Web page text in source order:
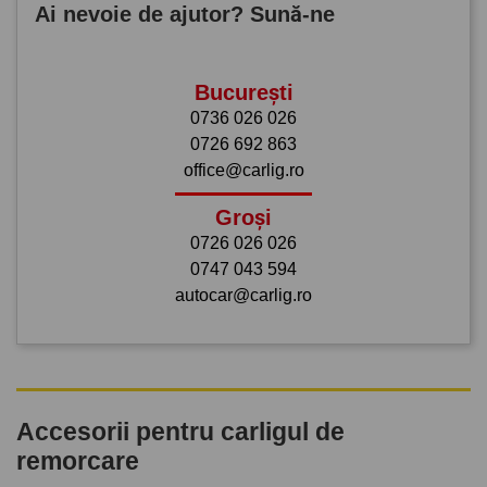
Ai nevoie de ajutor? Sună-ne
București
0736 026 026
0726 692 863
office@carlig.ro
Groși
0726 026 026
0747 043 594
autocar@carlig.ro
Accesorii pentru carligul de
remorcare